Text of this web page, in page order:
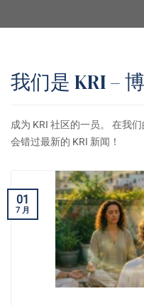
我们是 KRI –
成为 KRI 社区的一员。 在我
会错过最新的 KRI 新闻！
01
7 月